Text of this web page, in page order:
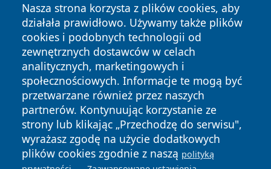
Nasza strona korzysta z plików cookies, aby
działała prawidłowo. Używamy także plików
cookies i podobnych technologii od
zewnętrznych dostawców w celach
analitycznych, marketingowych i
społecznościowych. Informacje te mogą być
przetwarzane również przez naszych
partnerów. Kontynuując korzystanie ze
strony lub klikając „Przechodzę do serwisu",
wyrażasz zgodę na użycie dodatkowych
plików cookies zgodnie z naszą polityką
Copyright © 2026 mojzgierz.pl Wszystkie prawa zastrzeżone.
News Autorzy
Polityka
Prywatności
Polityka
Cookies